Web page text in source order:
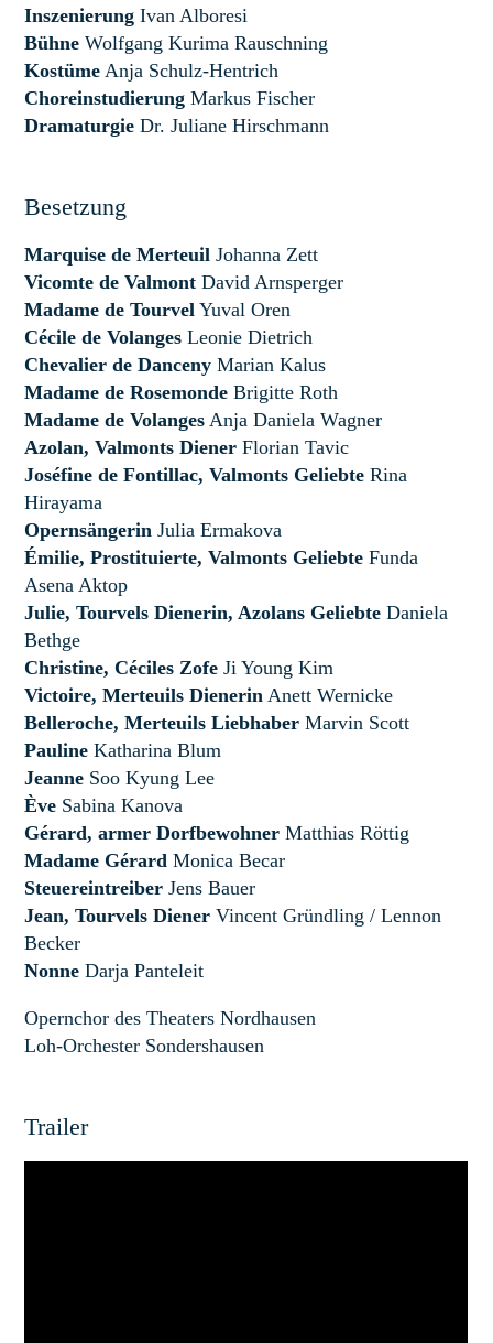
Inszenierung Ivan Alboresi
Bühne Wolfgang Kurima Rauschning
Kostüme Anja Schulz-Hentrich
Choreinstudierung Markus Fischer
Dramaturgie Dr. Juliane Hirschmann
Besetzung
Marquise de Merteuil Johanna Zett
Vicomte de Valmont David Arnsperger
Madame de Tourvel Yuval Oren
Cécile de Volanges Leonie Dietrich
Chevalier de Danceny Marian Kalus
Madame de Rosemonde Brigitte Roth
Madame de Volanges Anja Daniela Wagner
Azolan, Valmonts Diener Florian Tavic
Joséfine de Fontillac, Valmonts Geliebte Rina
Hirayama
Opernsängerin Julia Ermakova
Émilie, Prostituierte, Valmonts Geliebte Funda
Asena Aktop
Julie, Tourvels Dienerin, Azolans Geliebte Daniela
Bethge
Christine, Céciles Zofe Ji Young Kim
Victoire, Merteuils Dienerin Anett Wernicke
Belleroche, Merteuils Liebhaber Marvin Scott
Pauline Katharina Blum
Jeanne Soo Kyung Lee
Ève Sabina Kanova
Gérard, armer Dorfbewohner Matthias Röttig
Madame Gérard Monica Becar
Steuereintreiber Jens Bauer
Jean, Tourvels Diener Vincent Gründling / Lennon
Becker
Nonne Darja Panteleit
Opernchor des Theaters Nordhausen
Loh-Orchester Sondershausen
Trailer